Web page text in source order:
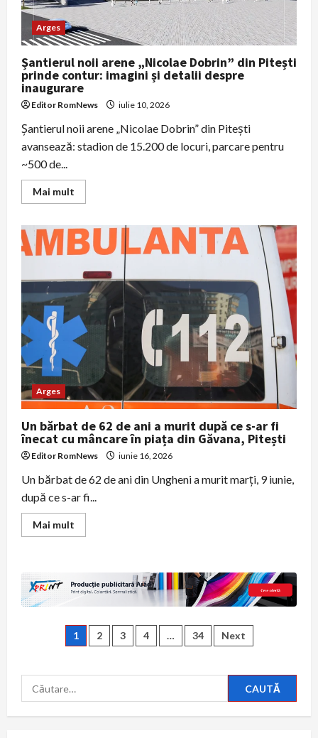
Arges
Șantierul noii arene „Nicolae Dobrin” din Pitești
prinde contur: imagini și detalii despre
inaugurare
Editor RomNews iulie 10, 2026
Șantierul noii arene „Nicolae Dobrin” din Pitești
avansează: stadion de 15.200 de locuri, parcare pentru
~500 de...
Mai mult
more
noii
arene
„Nicolae
din
Pitești
prinde
contur:
imagini
și
detalii
despre
inaugurare
Arges
Un bărbat de 62 de ani a murit după ce s-ar fi
înecat cu mâncare în piața din Găvana, Pitești
Editor RomNews iunie 16, 2026
Un bărbat de 62 de ani din Ungheni a murit marți, 9 iunie,
după ce s-ar fi...
Mai mult
more
62
de
murit
după
ce
fi
cu
mâncare
Paginație
articole
1 2 3 4 … 34 Next
Caută
după: